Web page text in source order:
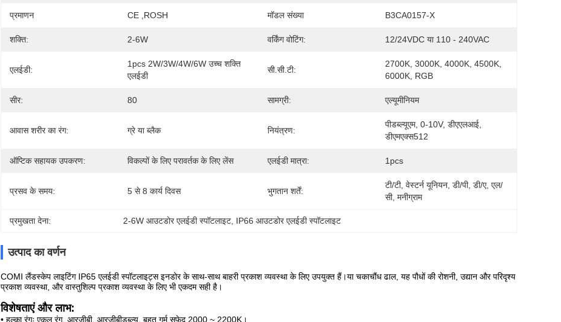
प्रमाणन CE ,ROSH मॉडल संख्या B3CA0157-X
शक्ति: 2-6W वर्किंग वोटिंग: 12/24VDC या 110 - 240VAC
एलईडी:
1pcs 2W/3W/4W/6W उच्च शक्ति
एलईडी
सी.सी.टी:
2700K, 3000K, 4000K, 4500K,
6000K, RGB
सीर: 80 सामग्री: एल्यूमीनियम
आवास शरीर का रंग: ग्रे या ब्लैक नियंत्रण:
पीडब्ल्यूएम, 0-10V, डीएएलआई,
डीएमएक्स512
ऑप्टिक सहायक उपकरण: विकल्पों के लिए परावर्तक के लिए लेंस एलईडी मात्रा: 1pcs
प्रसव के समय: 5 से 8 कार्य दिवस भुगतान शर्तें:
टी/टी, वेस्टर्न यूनियन, डी/पी, डी/ए, एल/
सी, मनीग्राम
प्रमुखता देना: 2-6W आउटडोर एलईडी स्पॉटलाइट IP66 आउटडोर एलईडी स्पॉटलाइट
उत्पाद का वर्णन
COMI लैंडस्केप लाइटिंग IP65 एलईडी स्पॉटलाइट्स इनडोर के साथ-साथ बाहरी प्रकाश व्यवस्था के लिए उपयुक्त हैं।या चकाचौंध ढाल, यह पौधों की रोशनी, उद्यान और परिदृश्य
प्रकाश व्यवस्था, और वास्तुशिल्प प्रकाश व्यवस्था के लिए भी एकदम सही है।
विशेषताएं और लाभ:
• हल्का रंगः एकल रंग, आरजीबी, आरजीबीडब्ल्यू, बहुत गर्म सफेद 2000 ~ 2200K।